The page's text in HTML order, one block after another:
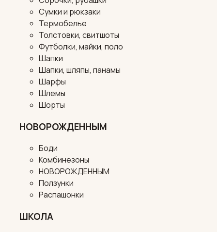
Сумки и рюкзаки
Термобелье
Толстовки, свитшоты
Футболки, майки, поло
Шапки
Шапки, шляпы, панамы
Шарфы
Шлемы
Шорты
НОВОРОЖДЕННЫМ
Боди
Комбинезоны
НОВОРОЖДЕННЫМ
Ползунки
Распашонки
ШКОЛА